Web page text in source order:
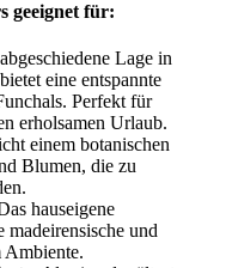
geeignet für:
Lage in
eine entspannte
Perfekt für
erholsamen Urlaub.
einem botanischen
Blumen, die zu
hauseigene
madeirensische und